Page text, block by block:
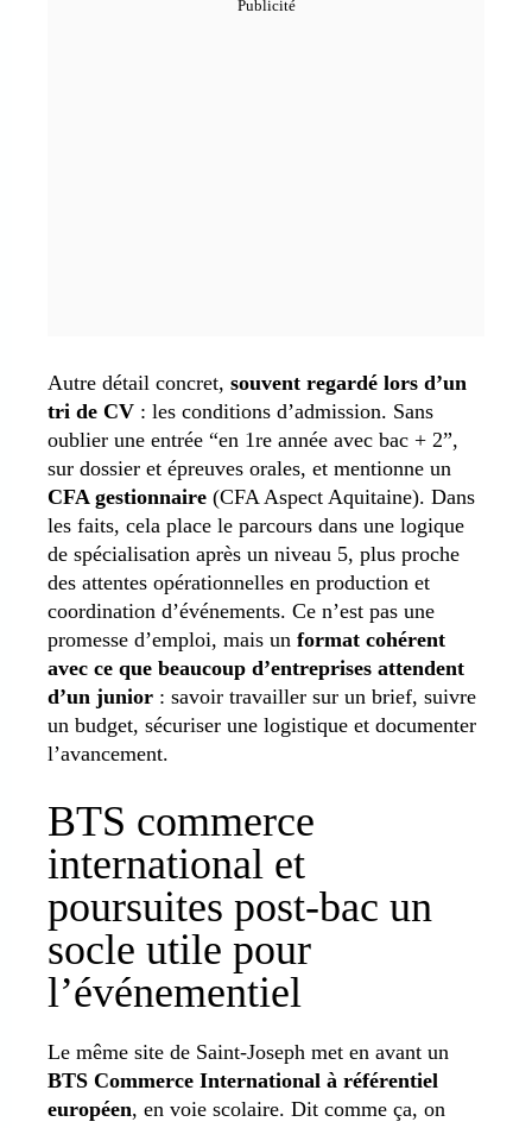
Autre détail concret, souvent regardé lors d’un
tri de CV : les conditions d’admission. Sans
oublier une entrée “en 1re année avec bac + 2”,
sur dossier et épreuves orales, et mentionne un
CFA gestionnaire (CFA Aspect Aquitaine). Dans
les faits, cela place le parcours dans une logique
de spécialisation après un niveau 5, plus proche
des attentes opérationnelles en production et
coordination d’événements. Ce n’est pas une
promesse d’emploi, mais un format cohérent
avec ce que beaucoup d’entreprises attendent
d’un junior : savoir travailler sur un brief, suivre
un budget, sécuriser une logistique et documenter
l’avancement.
BTS commerce
international et
poursuites post-bac un
socle utile pour
l’événementiel
Le même site de Saint-Joseph met en avant un
BTS Commerce International à référentiel
européen, en voie scolaire. Dit comme ça, on